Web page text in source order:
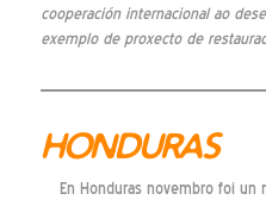
cooperación internacional ao
exemplo de proxecto de
HONDURAS
En Honduras novembro foi un